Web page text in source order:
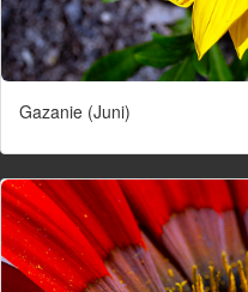
Gazanie (Juni)